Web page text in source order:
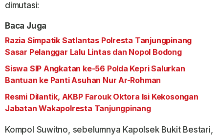
dimutasi:
Baca Juga
Razia Simpatik Satlantas Polresta Tanjungpinang
Sasar Pelanggar Lalu Lintas dan Nopol Bodong
Siswa SIP Angkatan ke-56 Polda Kepri Salurkan
Bantuan ke Panti Asuhan Nur Ar-Rohman
Resmi Dilantik, AKBP Farouk Oktora Isi Kekosongan
Jabatan Wakapolresta Tanjungpinang
Kompol Suwitno, sebelumnya Kapolsek Bukit Bestari,